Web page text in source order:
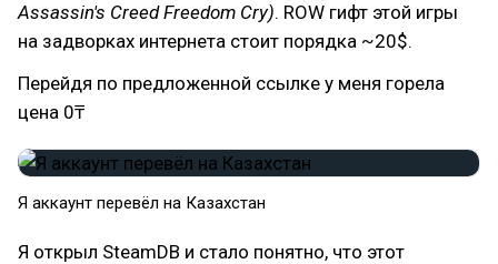
Assassin's Creed Freedom Cry). ROW гифт этой игры
на задворках интернета стоит порядка ~20$.
Перейдя по предложенной ссылке у меня горела
цена 0₸
Я аккаунт перевёл на Казахстан
Я открыл SteamDB и стало понятно, что этот